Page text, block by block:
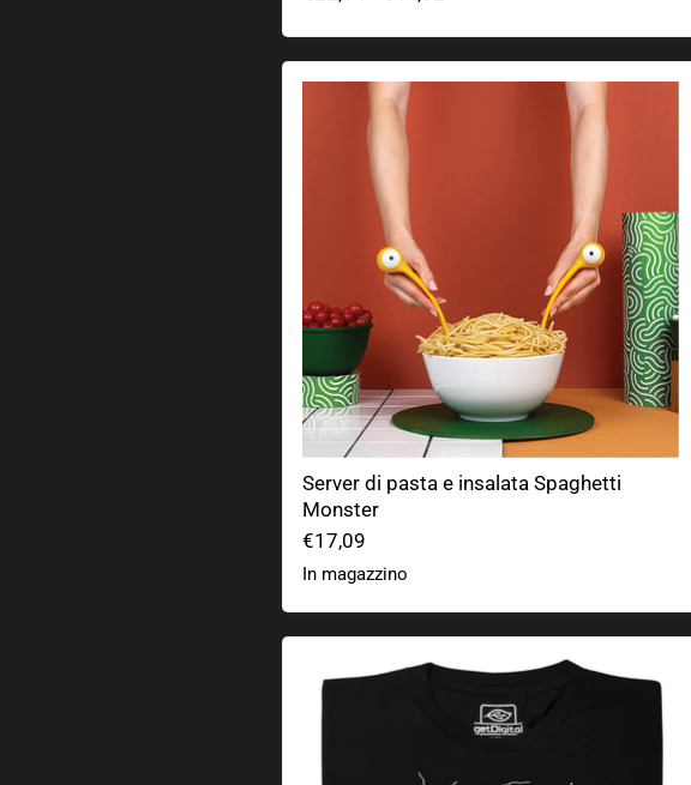
Server di pasta e insalata Spaghetti Monster
Server di pasta e insalata Spaghetti
Monster
€17,09
In magazzino
islieb - Oggi do fuoco a tutta questa merda